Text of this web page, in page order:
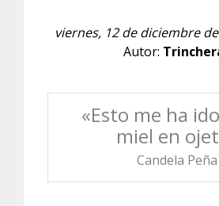
viernes, 12 de diciembre
Autor:
«Esto me ha
miel en
Candela Peña